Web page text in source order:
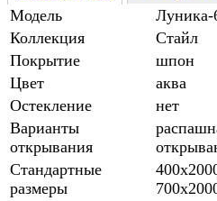
Модель
Луника-
Коллекция
Стайл
Покрытие
шпон
Цвет
аква
Остекление
нет
Варианты
открывания
Стандартные
размеры